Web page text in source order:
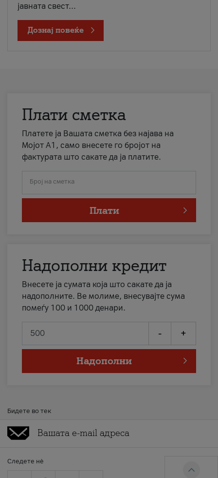
јавната свест...
Дознај повеќе
Плати сметка
Платете ја Вашата сметка без најава на
Мојот А1, само внесете го бројот на
фактурата што сакате да ја платите.
Број на сметка
Плати
Надополни кредит
Внесете ја сумата која што сакате да ја
надополните. Ве молиме, внесувајте сума
помеѓу 100 и 1000 денари.
- +
Надополни
Бидете во тек
Следете нè